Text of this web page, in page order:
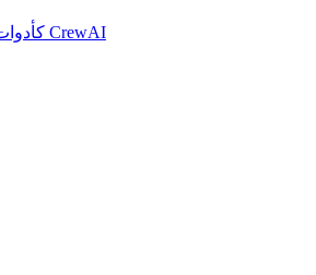
خوادم MCP كأدوات في CrewAI